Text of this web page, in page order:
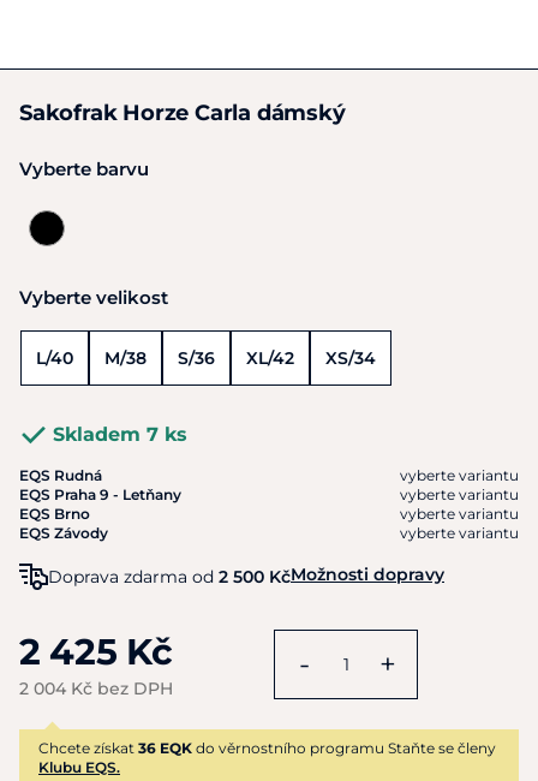
Sakofrak Horze Carla dámský
Vyberte barvu
Vyberte velikost
L/40 M/38 S/36 XL/42 XS/34
Skladem 7 ks
EQS Rudná
vyberte variantu
EQS Praha 9 - Letňany
vyberte variantu
EQS Brno
vyberte variantu
EQS Závody
vyberte variantu
Doprava zdarma od 2 500 KčMožnosti dopravy
2 425 Kč
2 004 Kč bez DPH
- +
Chcete získat 36 EQK do věrnostního programu Staňte se členy
Klubu EQS.